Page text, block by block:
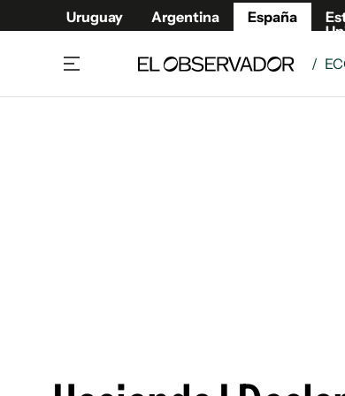
Uruguay Argentina España
/